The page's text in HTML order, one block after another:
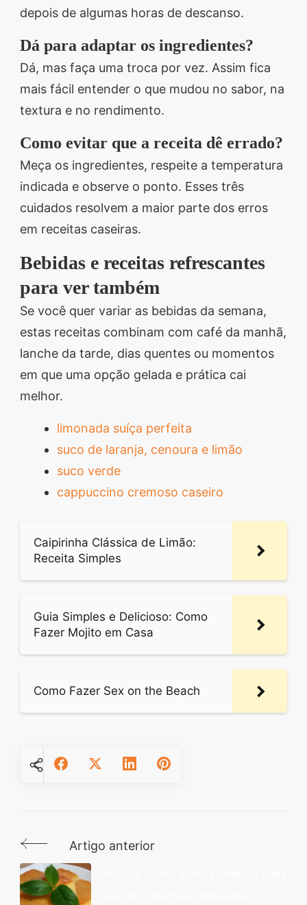
depois de algumas horas de descanso.
Dá para adaptar os ingredientes?
Dá, mas faça uma troca por vez. Assim fica
mais fácil entender o que mudou no sabor, na
textura e no rendimento.
Como evitar que a receita dê errado?
Meça os ingredientes, respeite a temperatura
indicada e observe o ponto. Esses três
cuidados resolvem a maior parte dos erros
em receitas caseiras.
Bebidas e receitas refrescantes
para ver também
Se você quer variar as bebidas da semana,
estas receitas combinam com café da manhã,
lanche da tarde, dias quentes ou momentos
em que uma opção gelada e prática cai
melhor.
limonada suíça perfeita
suco de laranja, cenoura e limão
suco verde
cappuccino cremoso caseiro
Caipirinha Clássica de Limão:
Receita Simples
Guia Simples e Delicioso: Como
Fazer Mojito em Casa
Como Fazer Sex on the Beach
Navegação
de
post
Artigo anterior